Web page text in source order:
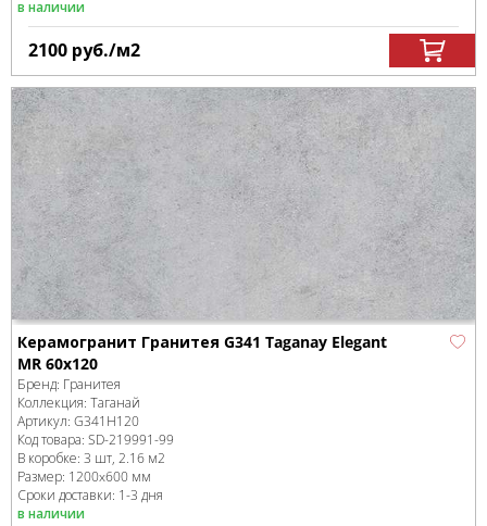
в наличии
2100 руб./м2
Керамогранит Гранитея G341 Taganay Elegant
MR 60x120
Бренд: Гранитея
Коллекция: Таганай
Артикул: G341Н120
Код товара: SD-219991-99
В коробке: 3 шт, 2.16 м2
Размер: 1200x600 мм
Сроки доставки: 1-3 дня
в наличии